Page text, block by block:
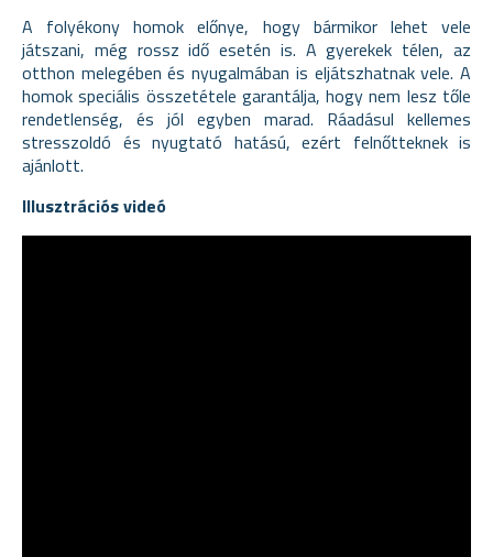
A folyékony homok előnye, hogy bármikor lehet vele
játszani, még rossz idő esetén is. A gyerekek télen, az
otthon melegében és nyugalmában is eljátszhatnak vele. A
homok speciális összetétele garantálja, hogy nem lesz tőle
rendetlenség, és jól egyben marad. Ráadásul kellemes
stresszoldó és nyugtató hatású, ezért felnőtteknek is
ajánlott.
Illusztrációs videó